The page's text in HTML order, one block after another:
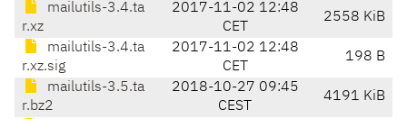
mailutils-3.4.ta
r.xz
2017-11-02 12:48
CET
2558 KiB
mailutils-3.4.ta
r.xz.sig
2017-11-02 12:48
CET
198 B
mailutils-3.5.ta
r.bz2
2018-10-27 09:45
CEST
4191 KiB